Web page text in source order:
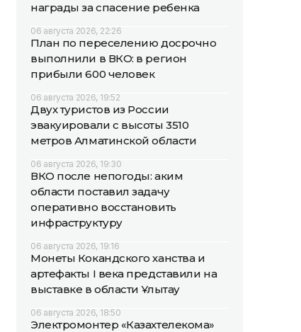
награды за спасение ребенка
06 августа 2026, 22:26
План по переселению досрочно
выполнили в ВКО: в регион
прибыли 600 человек
06 августа 2026, 19:52
Двух туристов из России
эвакуировали с высоты 3510
метров Алматинской области
06 августа 2026, 19:30
ВКО после непогоды: аким
области поставил задачу
оперативно восстановить
инфраструктуру
06 августа 2026, 19:16
Монеты Кокандского ханства и
артефакты I века представили на
выставке в области Ұлытау
06 августа 2026, 18:50
Электромонтер «Казахтелекома»